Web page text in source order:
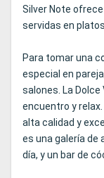
Silver Note
servidas en
Para tomar una
especial en
salones. La
encuentro y
alta calidad y
es una galería de
día, y un bar de